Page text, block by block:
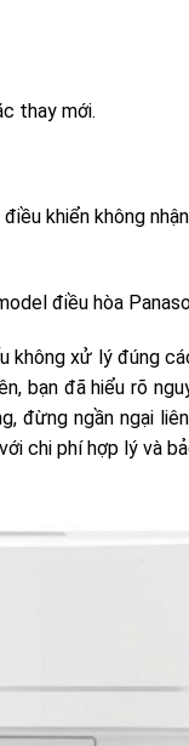
thay mới.
khiển không
điều hòa
không xử lý đúng
bạn đã hiểu rõ
đừng ngần ngại
chi phí hợp lý và